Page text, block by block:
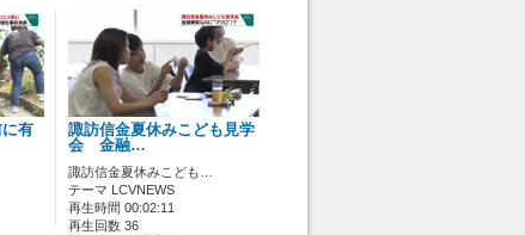
有
諏訪信金夏休みこども見学
会 金融…
諏訪信金夏休みこども…
テーマ LCVNEWS
再生時間 00:02:11
再生回数 36